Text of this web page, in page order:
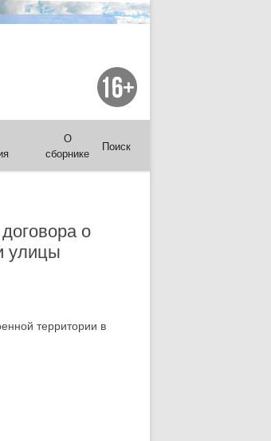
О
сборнике
Поиск
о
улицы
территории в